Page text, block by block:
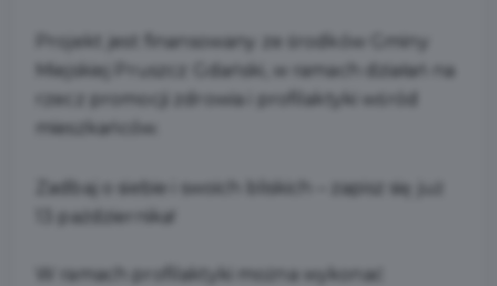
Projekt jest finansowany ze środków Gminy
Miejskiej Pruszcz Gdański, w ramach działań na
rzecz promocji zdrowia i profilaktyki wśród
mieszkańców.
Zadbaj o siebie i swoich bliskich – zapisz się już
13 października!
W ramach profilaktyki można wykonać